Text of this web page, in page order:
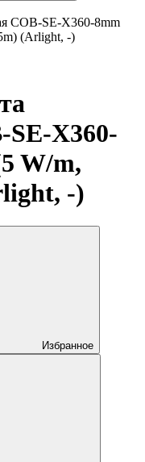
COB-SE-X360-8mm
(Arlight, -)
SE-X360-
W/m,
-)
Избранное